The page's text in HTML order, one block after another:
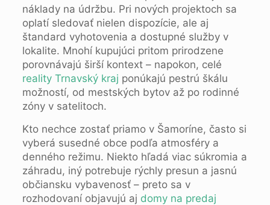
náklady na údržbu. Pri nových projektoch sa
oplatí sledovať nielen dispozície, ale aj
štandard vyhotovenia a dostupné služby v
lokalite. Mnohí kupujúci pritom prirodzene
porovnávajú širší kontext – napokon, celé
reality Trnavský kraj ponúkajú pestrú škálu
možností, od mestských bytov až po rodinné
zóny v satelitoch.
Kto nechce zostať priamo v Šamoríne, často si
vyberá susedné obce podľa atmosféry a
denného režimu. Niekto hľadá viac súkromia a
záhradu, iný potrebuje rýchly presun a jasnú
občiansku vybavenosť – preto sa v
rozhodovaní objavujú aj domy na predaj